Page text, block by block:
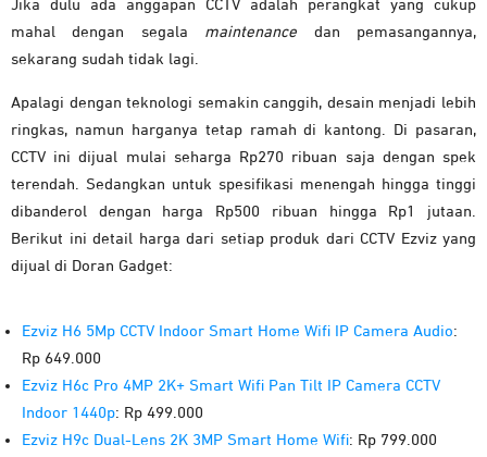
Jika dulu ada anggapan CCTV adalah perangkat yang cukup
mahal dengan segala maintenance dan pemasangannya,
sekarang sudah tidak lagi.
Apalagi dengan teknologi semakin canggih, desain menjadi lebih
ringkas, namun harganya tetap ramah di kantong. Di pasaran,
CCTV ini dijual mulai seharga Rp270 ribuan saja dengan spek
terendah. Sedangkan untuk spesifikasi menengah hingga tinggi
dibanderol dengan harga Rp500 ribuan hingga Rp1 jutaan.
Berikut ini detail harga dari setiap produk dari CCTV Ezviz yang
dijual di Doran Gadget:
Ezviz H6 5Mp CCTV Indoor Smart Home Wifi IP Camera Audio:
Rp 649.000
Ezviz H6c Pro 4MP 2K+ Smart Wifi Pan Tilt IP Camera CCTV
Indoor 1440p: Rp 499.000
Ezviz H9c Dual-Lens 2K 3MP Smart Home Wifi: Rp 799.000